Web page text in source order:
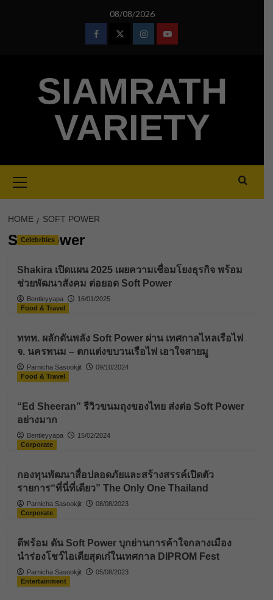
08/08/2026
FacebookTwitterInstagramYoutube
SIAMRATH
VARIETY
Menu
HOME SOFT POWER
Soft Power
Celebrities
Shakira เปิดแผน 2025 เผยความเชื่อมโยงธุรกิจ พร้อม
ช่วยพัฒนาสังคม ต่อยอด Soft Power
Bentleyyapa
16/01/2025
Food & Travel
ททท. ผลักดันพลัง Soft Power ผ่าน เทศกาลไหลเรือไฟ
จ. นครพนม – ตกแต่งขบวนเรือไฟ เอาใจสายมู
Parnicha Sasookjit
09/10/2024
Food & Travel
“Ed Sheeran” รีวิวขนมถุงของไทย ส่งต่อ Soft Power
อย่างมาก
Bentleyyapa
15/02/2024
Corporate
กองทุนพัฒนาสื่อปลอดภัยและสร้างสรรค์เปิดตัว
รายการ“ที่นี่ที่เดียว” The Only One Thailand
Parnicha Sasookjit
08/08/2023
Corporate
ดีพร้อม ดัน Soft Power บุกย่านการค้าใจกลางเมือง
นำร่องโชว์ไอเดียสุดเก๋ในเทศกาล DIPROM Fest
Parnicha Sasookjit
05/08/2023
Entertainment